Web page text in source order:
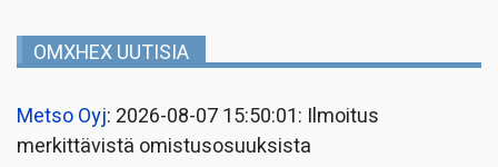
OMXHEX UUTISIA
Metso Oyj: 2026-08-07 15:50:01: Ilmoitus
merkittävistä omistusosuuksista